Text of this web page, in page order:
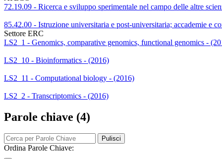
72.19.09 - Ricerca e sviluppo sperimentale nel campo delle altre
85.42.00 - Istruzione universitaria e post-universitaria; accademie e
Settore ERC
LS2_1 - Genomics, comparative genomics, functional genomics -
LS2_10 - Bioinformatics - (2016)
LS2_11 - Computational biology - (2016)
LS2_2 - Transcriptomics - (2016)
Parole chiave (4)
Pulisci
Ordina Parole Chiave: